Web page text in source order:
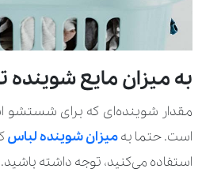
به میزان مایع شوینده
مقدار شوینده‌ای که برای شستشو
است. حتما بهمیزان شوینده لباس
استفاده می‌کنید، توجه داشته باشید.